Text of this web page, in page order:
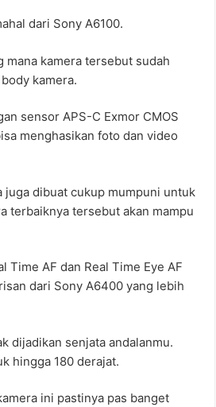
dari Sony A6100.
kamera tersebut sudah
kamera.
sensor APS-C Exmor CMOS
menghasikan foto dan video
dibuat cukup mumpuni untuk
terbaiknya tersebut akan mampu
Time AF dan Real Time Eye AF
dari Sony A6400 yang lebih
dijadikan senjata andalanmu.
hingga 180 derajat.
ini pastinya pas banget